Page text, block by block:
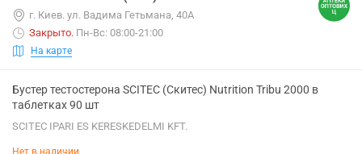
г. Киев. ул. Вадима Гетьмана, 40А
Закрыто. Пн-Вс: 08:00-21:00
На карте
Бустер тестостерона SCITEC (Скитес) Nutrition Tribu 2000 в
таблетках 90 шт
SCITEC IPARI ES KERESKEDELMI KFT.
Нет в наличии